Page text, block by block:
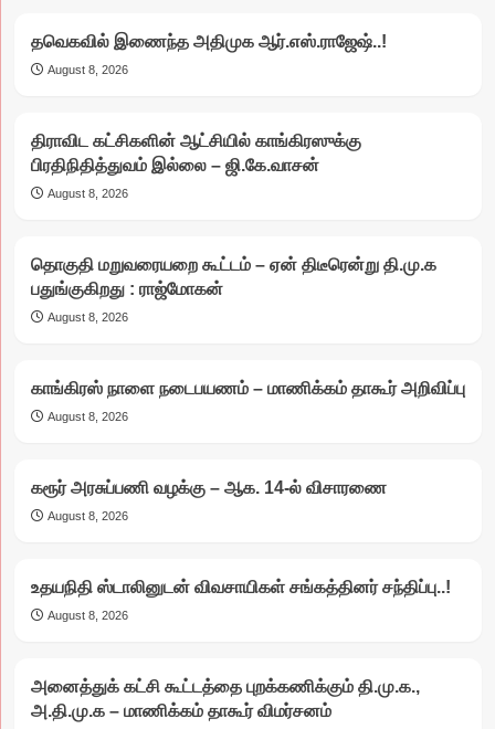
தவெகவில் இணைந்த அதிமுக ஆர்.எஸ்.ராஜேஷ்..!
August 8, 2026
திராவிட கட்சிகளின் ஆட்சியில் காங்கிரஸுக்கு
பிரதிநிதித்துவம் இல்லை – ஜி.கே.வாசன்
August 8, 2026
தொகுதி மறுவரையறை கூட்டம் – ஏன் திடீரென்று தி.மு.க
பதுங்குகிறது : ராஜ்மோகன்
August 8, 2026
காங்கிரஸ் நாளை நடைபயணம் – மாணிக்கம் தாகூர் அறிவிப்பு
August 8, 2026
கரூர் அரசுப்பணி வழக்கு – ஆக. 14-ல் விசாரணை
August 8, 2026
உதயநிதி ஸ்டாலினுடன் விவசாயிகள் சங்கத்தினர் சந்திப்பு..!
August 8, 2026
அனைத்துக் கட்சி கூட்டத்தை புறக்கணிக்கும் தி.மு.க.,
அ.தி.மு.க – மாணிக்கம் தாகூர் விமர்சனம்